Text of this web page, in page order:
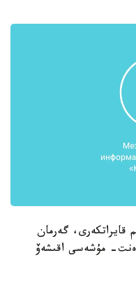
قايراتكەرى، گەرمان
مۇشەسى اقىشەۆ